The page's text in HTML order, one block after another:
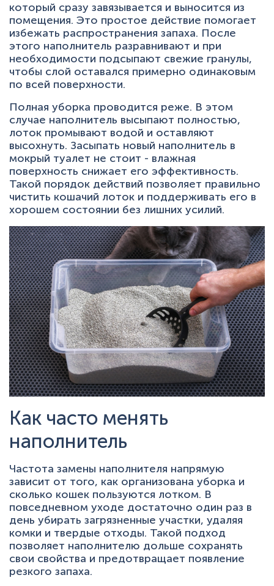
который сразу завязывается и выносится из
помещения. Это простое действие помогает
избежать распространения запаха. После
этого наполнитель разравнивают и при
необходимости подсыпают свежие гранулы,
чтобы слой оставался примерно одинаковым
по всей поверхности.
Полная уборка проводится реже. В этом
случае наполнитель высыпают полностью,
лоток промывают водой и оставляют
высохнуть. Засыпать новый наполнитель в
мокрый туалет не стоит - влажная
поверхность снижает его эффективность.
Такой порядок действий позволяет правильно
чистить кошачий лоток и поддерживать его в
хорошем состоянии без лишних усилий.
Как часто менять
наполнитель
Частота замены наполнителя напрямую
зависит от того, как организована уборка и
сколько кошек пользуются лотком. В
повседневном уходе достаточно один раз в
день убирать загрязненные участки, удаляя
комки и твердые отходы. Такой подход
позволяет наполнителю дольше сохранять
свои свойства и предотвращает появление
резкого запаха.